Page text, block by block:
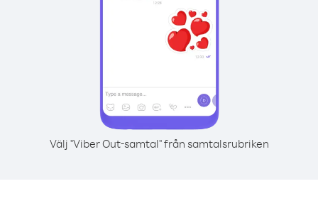
Välj "Viber Out-samtal" från samtalsrubriken